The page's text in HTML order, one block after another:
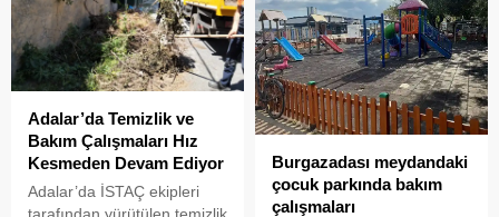
Adalar’da Temizlik ve
Bakım Çalışmaları Hız
Kesmeden Devam Ediyor
Adalar’da İSTAÇ ekipleri
tarafından yürütülen temizlik
Burgazadası meydandaki
çocuk parkında bakım
çalışmaları